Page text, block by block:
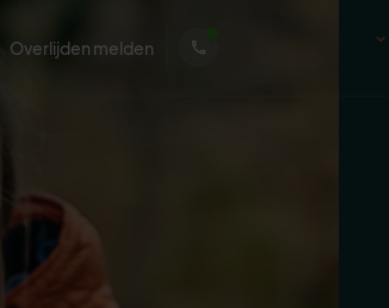
Overlijden melden